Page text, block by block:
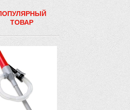
ТОВАР